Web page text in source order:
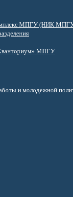
МПГУ (НИК
МПГУ
и молодежной